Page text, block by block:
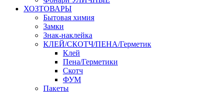
ХОЗТОВАРЫ
Бытовая химия
Замки
Знак-наклейка
КЛЕЙ/СКОТЧ/ПЕНА/Герметик
Клей
Пена/Герметики
Скотч
ФУМ
Пакеты